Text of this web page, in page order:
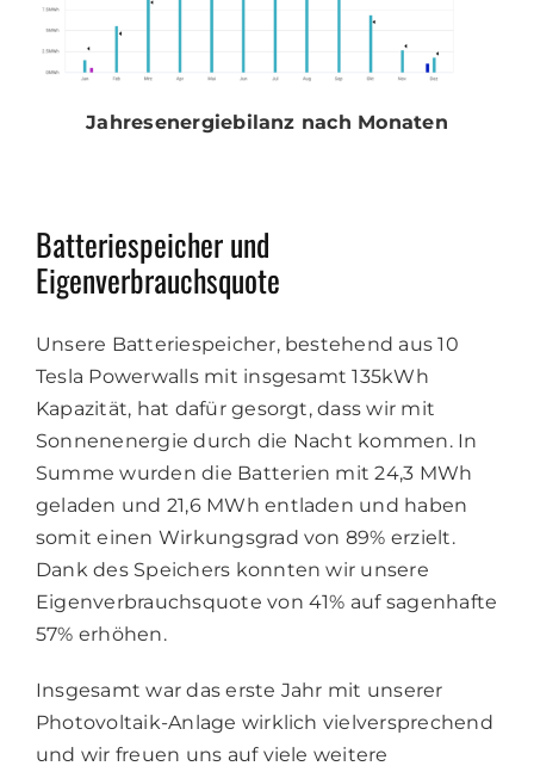
Jahresenergiebilanz nach Monaten
Batteriespeicher und
Eigenverbrauchsquote
Unsere Batteriespeicher, bestehend aus 10
Tesla Powerwalls mit insgesamt 135kWh
Kapazität, hat dafür gesorgt, dass wir mit
Sonnenenergie durch die Nacht kommen. In
Summe wurden die Batterien mit 24,3 MWh
geladen und 21,6 MWh entladen und haben
somit einen Wirkungsgrad von 89% erzielt.
Dank des Speichers konnten wir unsere
Eigenverbrauchsquote von 41% auf sagenhafte
57% erhöhen.
Insgesamt war das erste Jahr mit unserer
Photovoltaik-Anlage wirklich vielversprechend
und wir freuen uns auf viele weitere